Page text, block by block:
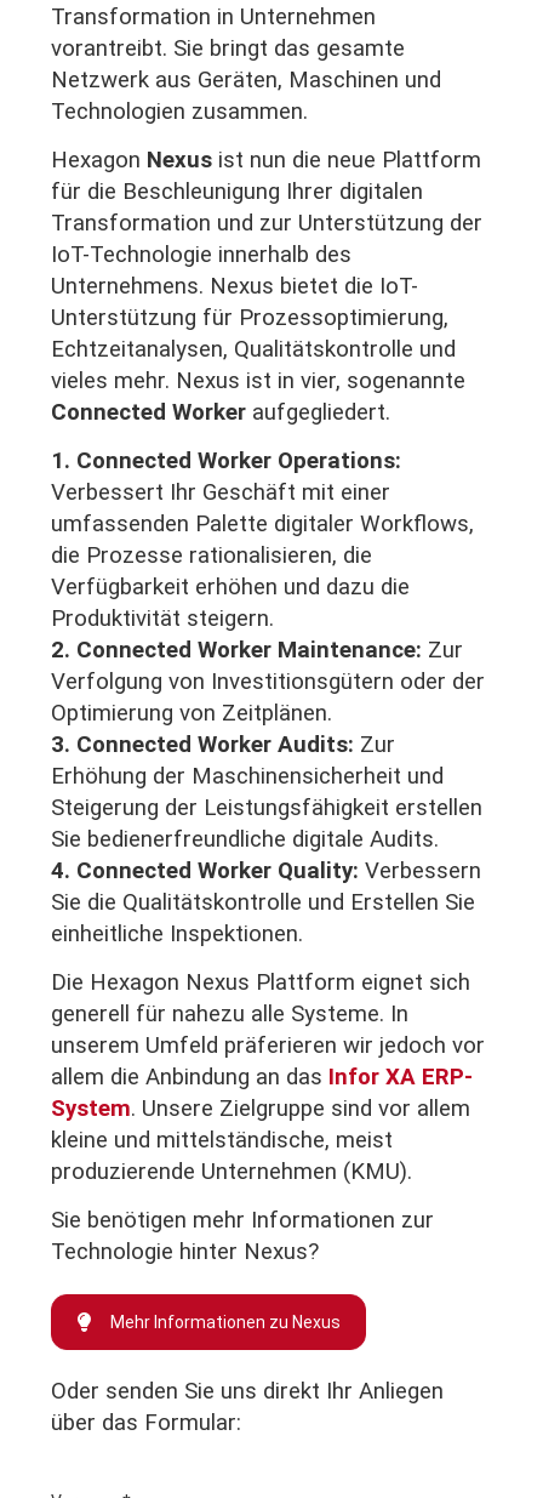
Transformation in Unternehmen
vorantreibt. Sie bringt das gesamte
Netzwerk aus Geräten, Maschinen und
Technologien zusammen.
Hexagon Nexus ist nun die neue Plattform
für die Beschleunigung Ihrer digitalen
Transformation und zur Unterstützung der
IoT-Technologie innerhalb des
Unternehmens. Nexus bietet die IoT-
Unterstützung für Prozessoptimierung,
Echtzeitanalysen, Qualitätskontrolle und
vieles mehr. Nexus ist in vier, sogenannte
Connected Worker aufgegliedert.
1. Connected Worker Operations:
Verbessert Ihr Geschäft mit einer
umfassenden Palette digitaler Workflows,
die Prozesse rationalisieren, die
Verfügbarkeit erhöhen und dazu die
Produktivität steigern.
2. Connected Worker Maintenance: Zur
Verfolgung von Investitionsgütern oder der
Optimierung von Zeitplänen.
3. Connected Worker Audits: Zur
Erhöhung der Maschinensicherheit und
Steigerung der Leistungsfähigkeit erstellen
Sie bedienerfreundliche digitale Audits.
4. Connected Worker Quality: Verbessern
Sie die Qualitätskontrolle und Erstellen Sie
einheitliche Inspektionen.
Die Hexagon Nexus Plattform eignet sich
generell für nahezu alle Systeme. In
unserem Umfeld präferieren wir jedoch vor
allem die Anbindung an das Infor XA ERP-
System. Unsere Zielgruppe sind vor allem
kleine und mittelständische, meist
produzierende Unternehmen (KMU).
Sie benötigen mehr Informationen zur
Technologie hinter Nexus?
Mehr Informationen zu Nexus
Oder senden Sie uns direkt Ihr Anliegen
über das Formular: